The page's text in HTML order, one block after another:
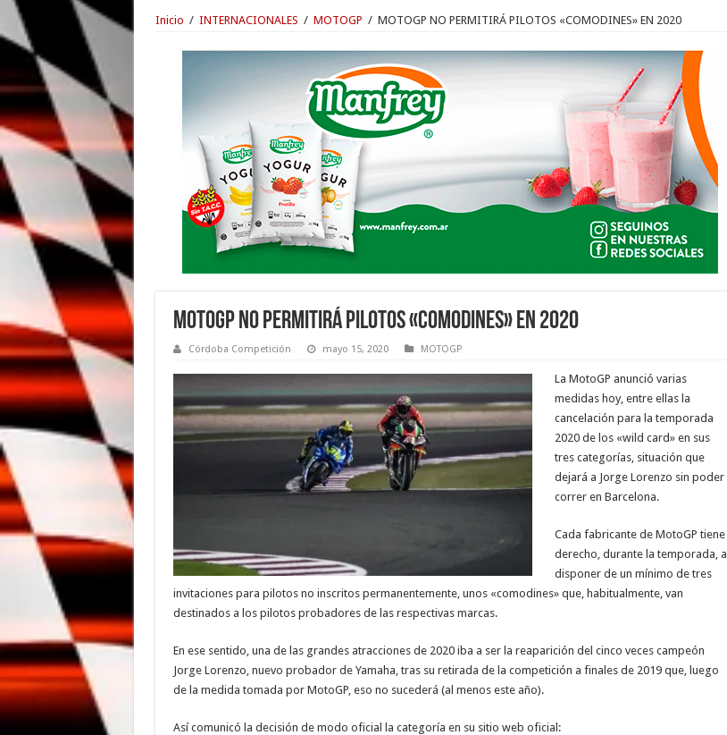
Inicio / INTERNACIONALES / MOTOGP / MOTOGP NO PERMITIRÁ PILOTOS «COMODINES» EN 2020
MOTOGP NO PERMITIRÁ PILOTOS «COMODINES» EN 2020
Córdoba Competición mayo 15, 2020 MOTOGP
La MotoGP anunció varias
medidas hoy, entre ellas la
cancelación para la temporada
2020 de los «wild card» en sus
tres categorías, situación que
dejará a Jorge Lorenzo sin poder
correr en Barcelona.
Cada fabricante de MotoGP tiene
derecho, durante la temporada, a
disponer de un mínimo de tres
invitaciones para pilotos no inscritos permanentemente, unos «comodines» que, habitualmente, van
destinados a los pilotos probadores de las respectivas marcas.
En ese sentido, una de las grandes atracciones de 2020 iba a ser la reaparición del cinco veces campeón
Jorge Lorenzo, nuevo probador de Yamaha, tras su retirada de la competición a finales de 2019 que, luego
de la medida tomada por MotoGP, eso no sucederá (al menos este año).
Así comunicó la decisión de modo oficial la categoría en su sitio web oficial: